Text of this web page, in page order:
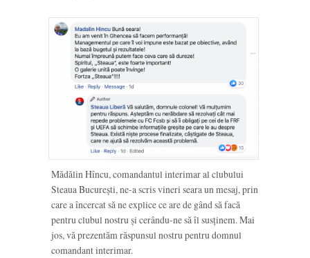
Mădălin Hîncu, comandantul interimar al clubului
Steaua București, ne-a scris vineri seara un mesaj, prin
care a încercat să ne explice ce are de gând să facă
pentru clubul nostru și cerându-ne să îl susținem. Mai
jos, vă prezentăm răspunsul nostru pentru domnul
comandant interimar.